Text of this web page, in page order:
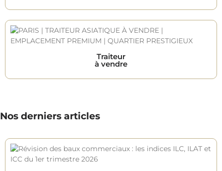
Traiteur
à vendre
Nos derniers articles